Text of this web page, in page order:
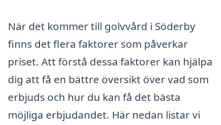
När det kommer till golvvård i Söderby
finns det flera faktorer som påverkar
priset. Att förstå dessa faktorer kan hjälpa
dig att få en bättre översikt över vad som
erbjuds och hur du kan få det bästa
möjliga erbjudandet. Här nedan listar vi